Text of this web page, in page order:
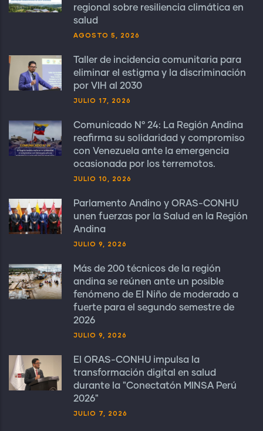
regional sobre resiliencia climática en
salud
AGOSTO 5, 2026
Taller de incidencia comunitaria para
eliminar el estigma y la discriminación
por VIH al 2030
JULIO 17, 2026
Comunicado N° 24: La Región Andina
reafirma su solidaridad y compromiso
con Venezuela ante la emergencia
ocasionada por los terremotos.
JULIO 10, 2026
Parlamento Andino y ORAS-CONHU
unen fuerzas por la Salud en la Región
Andina
JULIO 9, 2026
Más de 200 técnicos de la región
andina se reúnen ante un posible
fenómeno de El Niño de moderado a
fuerte para el segundo semestre de
2026
JULIO 9, 2026
El ORAS-CONHU impulsa la
transformación digital en salud
durante la "Conectatón MINSA Perú
2026"
JULIO 7, 2026